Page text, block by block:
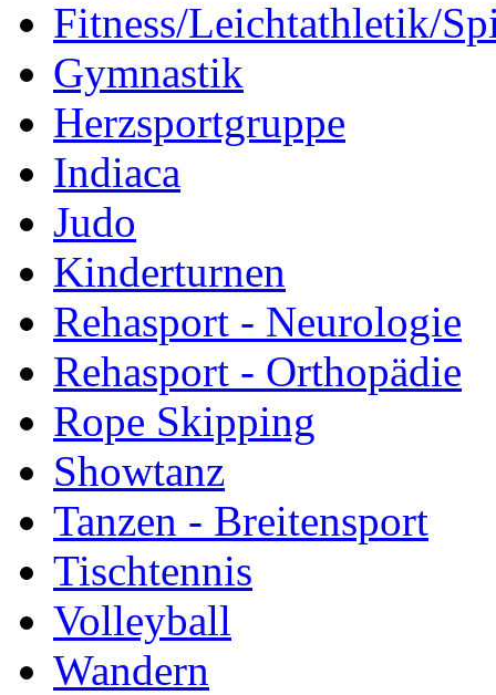
Fitness/Leichtathletik/
Gymnastik
Herzsportgruppe
Indiaca
Judo
Kinderturnen
Rehasport - Neurologie
Rehasport - Orthopädie
Rope Skipping
Showtanz
Tanzen - Breitensport
Tischtennis
Volleyball
Wandern